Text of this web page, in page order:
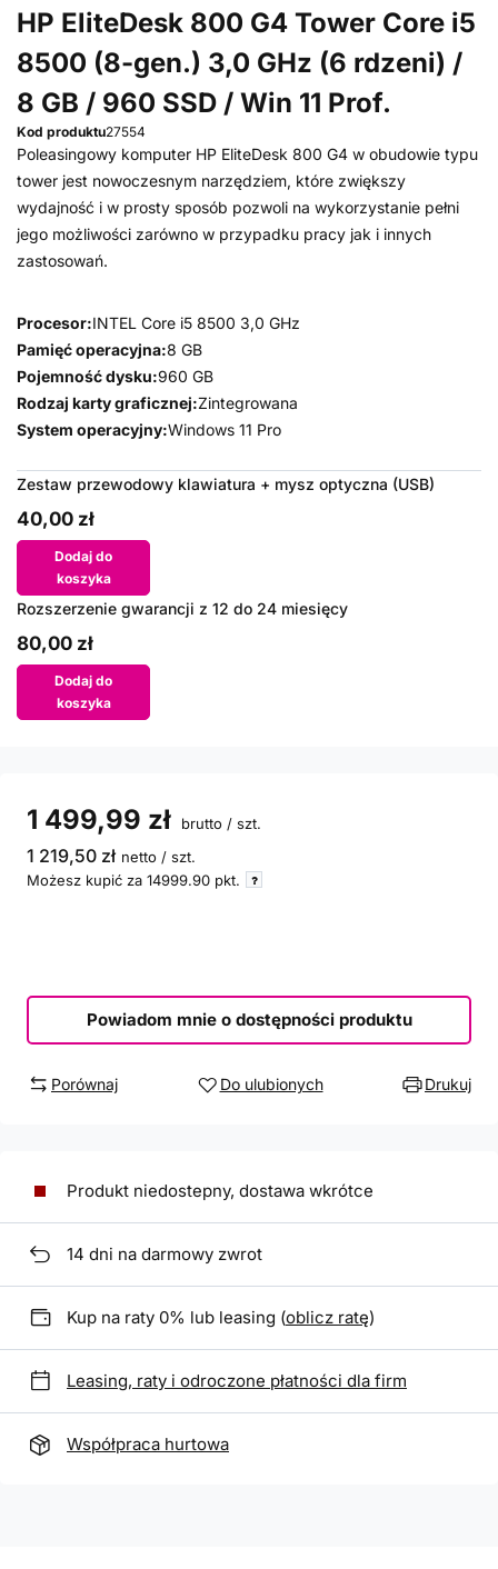
HP EliteDesk 800 G4 Tower Core i5
8500 (8-gen.) 3,0 GHz (6 rdzeni) /
8 GB / 960 SSD / Win 11 Prof.
Kod produktu27554
Poleasingowy komputer HP EliteDesk 800 G4 w obudowie typu
tower jest nowoczesnym narzędziem, które zwiększy
wydajność i w prosty sposób pozwoli na wykorzystanie pełni
jego możliwości zarówno w przypadku pracy jak i innych
zastosowań.
Procesor:INTEL Core i5 8500 3,0 GHz
Pamięć operacyjna:8 GB
Pojemność dysku:960 GB
Rodzaj karty graficznej:Zintegrowana
System operacyjny:Windows 11 Pro
Zestaw przewodowy klawiatura + mysz optyczna (USB)
40,00 zł
Dodaj do
koszyka
Rozszerzenie gwarancji z 12 do 24 miesięcy
80,00 zł
Dodaj do
koszyka
1 499,99 zł brutto / szt.
1 219,50 zł netto / szt.
Możesz kupić za 14999.90 pkt.
Powiadom mnie o dostępności produktu
Porównaj Do ulubionych Drukuj
Produkt niedostepny, dostawa wkrótce
14 dni na darmowy zwrot
Kup na raty 0% lub leasing (oblicz ratę)
Leasing, raty i odroczone płatności dla firm
Współpraca hurtowa